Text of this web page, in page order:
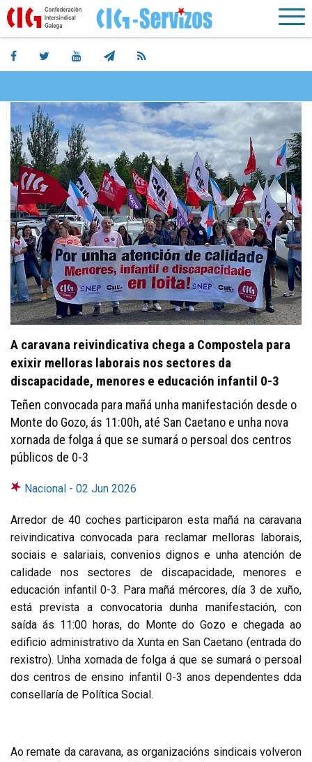
A caravana reivindicativa chega a Compostela para
exixir melloras laborais nos sectores da
discapacidade, menores e educación infantil 0-3
Teñen convocada para mañá unha manifestación desde o
Monte do Gozo, ás 11:00h, até San Caetano e unha nova
xornada de folga á que se sumará o persoal dos centros
públicos de 0-3
Nacional - 02 Jun 2026
Arredor de 40 coches participaron esta mañá na caravana
reivindicativa convocada para reclamar melloras laborais,
sociais e salariais, convenios dignos e unha atención de
calidade nos sectores de discapacidade, menores e
educación infantil 0-3. Para mañá mércores, día 3 de xuño,
está prevista a convocatoria dunha manifestación, con
saída ás 11:00 horas, do Monte do Gozo e chegada ao
edificio administrativo da Xunta en San Caetano (entrada do
rexistro). Unha xornada de folga á que se sumará o persoal
dos centros de ensino infantil 0-3 anos dependentes dda
consellaría de Política Social.
Ao remate da caravana, as organizacións sindicais volveron